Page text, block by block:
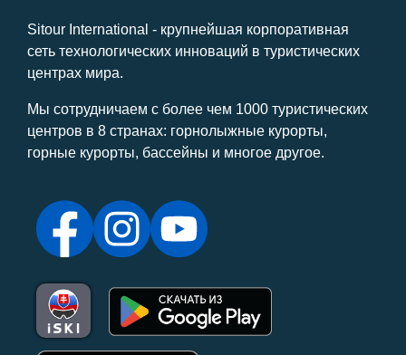
Sitour International - крупнейшая корпоративная
сеть технологических инноваций в туристических
центрах мира.
Мы сотрудничаем с более чем 1000 туристических
центров в 8 странах: горнолыжные курорты,
горные курорты, бассейны и многое другое.